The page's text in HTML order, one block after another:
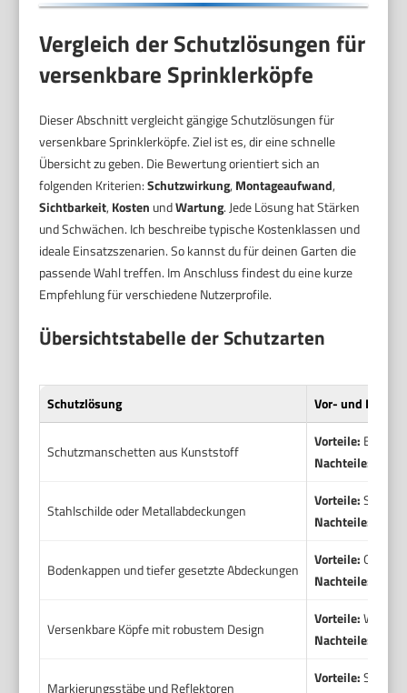
Vergleich der Schutzlösungen für
versenkbare Sprinklerköpfe
Dieser Abschnitt vergleicht gängige Schutzlösungen für
versenkbare Sprinklerköpfe. Ziel ist es, dir eine schnelle
Übersicht zu geben. Die Bewertung orientiert sich an
folgenden Kriterien:Schutzwirkung, Montageaufwand,
Sichtbarkeit, Kosten undWartung. Jede Lösung hat Stärken
und Schwächen. Ich beschreibe typische Kostenklassen und
ideale Einsatzszenarien. So kannst du für deinen Garten die
passende Wahl treffen. Im Anschluss findest du eine kurze
Empfehlung für verschiedene Nutzerprofile.
Übersichtstabelle der Schutzarten
Schutzlösung Vor- und
Schutzmanschetten aus Kunststoff
Vorteile:
Nachteile:
Stahlschilde oder Metallabdeckungen
Vorteile:Sehr
Nachteile:
Bodenkappen und tiefer gesetzte Abdeckungen
Vorteile:
Nachteile:
Versenkbare Köpfe mit robustem Design
Vorteile:
Nachteile:
Markierungsstäbe und Reflektoren
Vorteile:Sehr